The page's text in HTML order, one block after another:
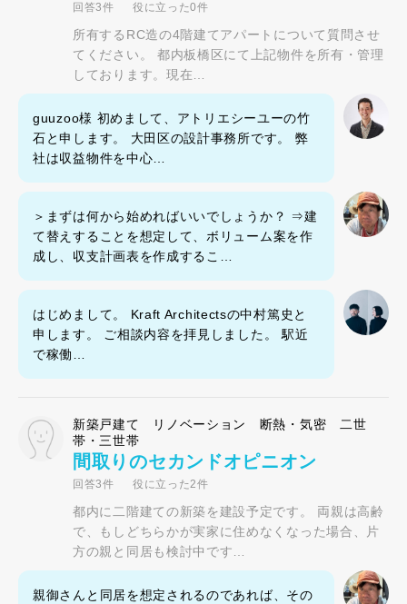
回答3件 役に立った0件
所有するRC造の4階建てアパートについて質問させ
てください。 都内板橋区にて上記物件を所有・管理
しております。現在…
guuzoo様 初めまして、アトリエシーユーの竹
石と申します。 大田区の設計事務所です。 弊
社は収益物件を中心…
＞まずは何から始めればいいでしょうか？ ⇒建
て替えすることを想定して、ボリューム案を作
成し、収支計画表を作成するこ…
はじめまして。 Kraft Architectsの中村篤史と
申します。 ご相談内容を拝見しました。 駅近
で稼働…
新築戸建て リノベーション 断熱・気密 二世
帯・三世帯
間取りのセカンドオピニオン
回答3件 役に立った2件
都内に二階建ての新築を建設予定です。 両親は高齢
で、もしどちらかが実家に住めなくなった場合、片
方の親と同居も検討中です…
親御さんと同居を想定されるのであれば、その